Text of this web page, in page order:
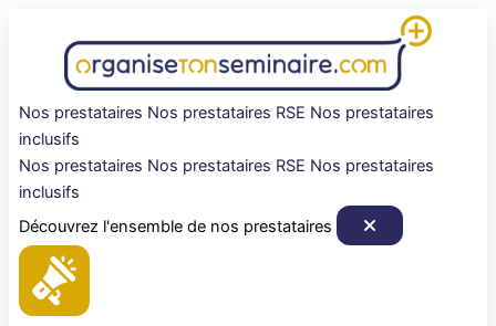
Nos prestataires Nos prestataires RSE Nos prestataires
inclusifs
Nos prestataires Nos prestataires RSE Nos prestataires
inclusifs
Découvrez l'ensemble de nos prestataires